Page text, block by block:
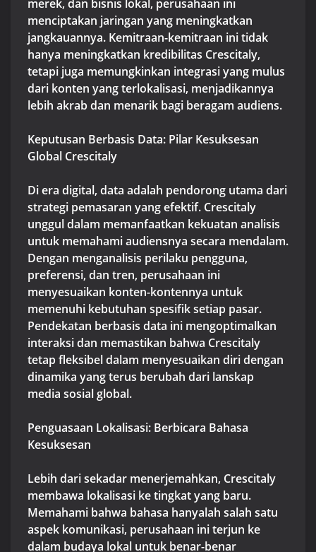
merek, dan bisnis lokal, perusahaan ini
menciptakan jaringan yang meningkatkan
jangkauannya. Kemitraan-kemitraan ini tidak
hanya meningkatkan kredibilitas Crescitaly,
tetapi juga memungkinkan integrasi yang mulus
dari konten yang terlokalisasi, menjadikannya
lebih akrab dan menarik bagi beragam audiens.
Keputusan Berbasis Data: Pilar Kesuksesan
Global Crescitaly
Di era digital, data adalah pendorong utama dari
strategi pemasaran yang efektif. Crescitaly
unggul dalam memanfaatkan kekuatan analisis
untuk memahami audiensnya secara mendalam.
Dengan menganalisis perilaku pengguna,
preferensi, dan tren, perusahaan ini
menyesuaikan konten-kontennya untuk
memenuhi kebutuhan spesifik setiap pasar.
Pendekatan berbasis data ini mengoptimalkan
interaksi dan memastikan bahwa Crescitaly
tetap fleksibel dalam menyesuaikan diri dengan
dinamika yang terus berubah dari lanskap
media sosial global.
Penguasaan Lokalisasi: Berbicara Bahasa
Kesuksesan
Lebih dari sekadar menerjemahkan, Crescitaly
membawa lokalisasi ke tingkat yang baru.
Memahami bahwa bahasa hanyalah salah satu
aspek komunikasi, perusahaan ini terjun ke
dalam budaya lokal untuk benar-benar